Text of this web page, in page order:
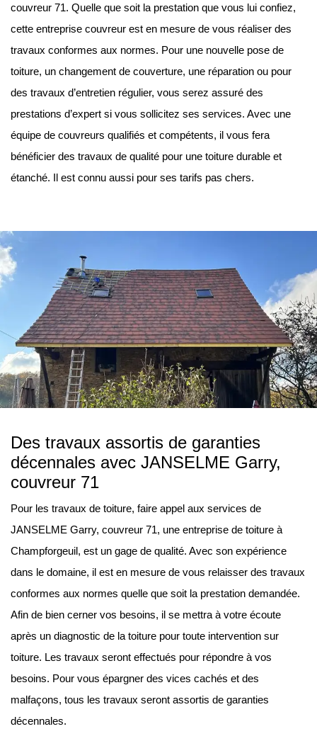
couvreur 71. Quelle que soit la prestation que vous lui confiez,
cette entreprise couvreur est en mesure de vous réaliser des
travaux conformes aux normes. Pour une nouvelle pose de
toiture, un changement de couverture, une réparation ou pour
des travaux d’entretien régulier, vous serez assuré des
prestations d’expert si vous sollicitez ses services. Avec une
équipe de couvreurs qualifiés et compétents, il vous fera
bénéficier des travaux de qualité pour une toiture durable et
étanché. Il est connu aussi pour ses tarifs pas chers.
Des travaux assortis de garanties
décennales avec JANSELME Garry,
couvreur 71
Pour les travaux de toiture, faire appel aux services de
JANSELME Garry, couvreur 71, une entreprise de toiture à
Champforgeuil, est un gage de qualité. Avec son expérience
dans le domaine, il est en mesure de vous relaisser des travaux
conformes aux normes quelle que soit la prestation demandée.
Afin de bien cerner vos besoins, il se mettra à votre écoute
après un diagnostic de la toiture pour toute intervention sur
toiture. Les travaux seront effectués pour répondre à vos
besoins. Pour vous épargner des vices cachés et des
malfaçons, tous les travaux seront assortis de garanties
décennales.